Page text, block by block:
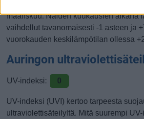
maaliskuu. Näiden kuukausien aikana
vaihdellut tavanomaisesti -1 asteen ja
vuorokauden keskilämpötilan ollessa
Auringon
UV-indeksi: 0
UV-indeksi (UVI) kertoo tarpeesta
ultraviolettisäteilyltä. Mitä suurempi